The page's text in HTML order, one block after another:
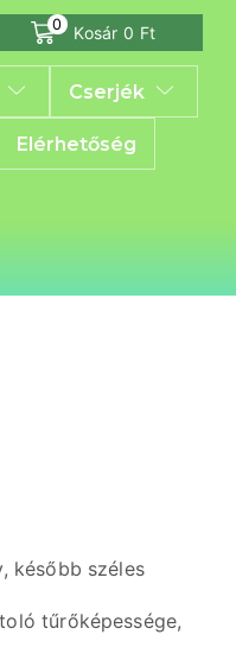
0 Kosár 0 Ft
Cserjék
Elérhetőség
később széles
tűrőképessége,